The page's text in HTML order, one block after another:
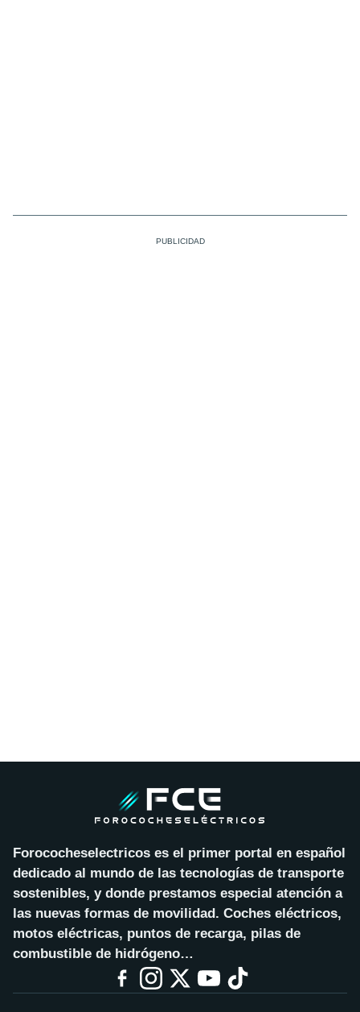
Forococheselectricos es el primer portal en español
dedicado al mundo de las tecnologías de transporte
sostenibles, y donde prestamos especial atención a
las nuevas formas de movilidad. Coches eléctricos,
motos eléctricas, puntos de recarga, pilas de
combustible de hidrógeno…